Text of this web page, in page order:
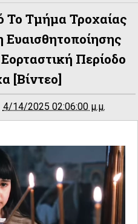
Το Τμήμα Τροχαίας
Περίοδο
[βίντεο]
4/14/2025 02:06:00 μ.μ.